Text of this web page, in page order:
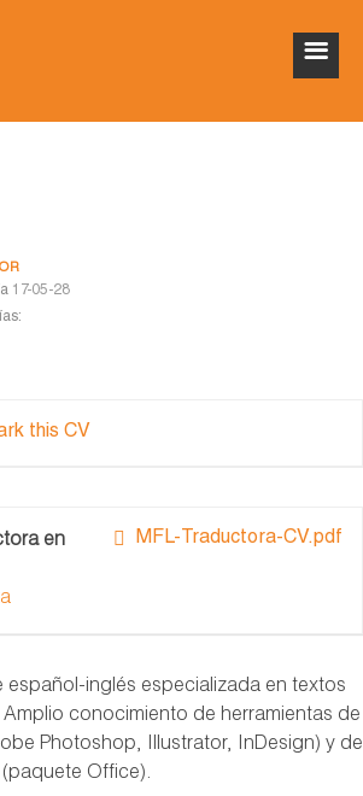
17-05-28
this CV
MFL-Traductora-CV.pdf
en
español-inglés especializada en textos
conocimiento de herramientas de
Photoshop, Illustrator, InDesign) y de
Office).